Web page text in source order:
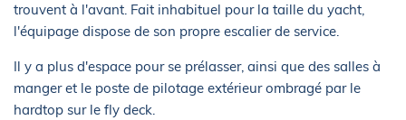
trouvent à l'avant. Fait inhabituel pour la taille du yacht,
l'équipage dispose de son propre escalier de service.
Il y a plus d'espace pour se prélasser, ainsi que des salles à
manger et le poste de pilotage extérieur ombragé par le
hardtop sur le fly deck.